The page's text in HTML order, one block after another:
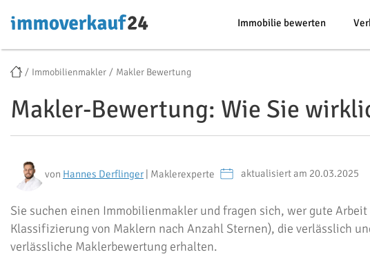
Immobilie bewerten
Immobilienmakler Makler Bewertung
Makler-Bewertung: Wie Sie
von Hannes Derflinger | Maklerexperte aktualisiert am 20.03.2025
Sie suchen einen Immobilienmakler und fragen sich, wer gute
Klassifizierung von Maklern nach Anzahl Sternen), die verlässlich
verlässliche Maklerbewertung erhalten.